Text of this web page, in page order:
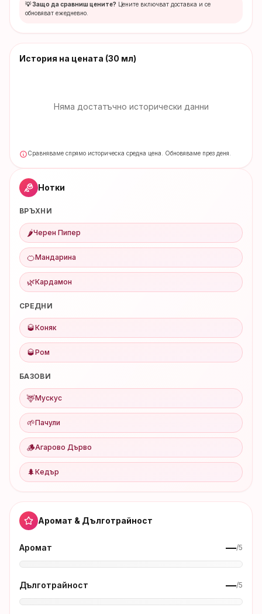
💡 Защо да сравниш цените? Цените включват доставка и се
обновяват ежедневно.
История на цената (30 мл)
Няма достатъчно исторически данни
Сравняваме спрямо историческа средна цена. Обновяваме през деня.
Нотки
ВРЪХНИ
🌶️Черен Пипер
🍊Мандарина
🌿Кардамон
СРЕДНИ
🥃Коняк
🥃Ром
БАЗОВИ
🦌Мускус
🌱Пачули
🪵Агарово Дърво
🌲Кедър
Аромат & Дълготрайност
Аромат —/5
Дълготрайност —/5